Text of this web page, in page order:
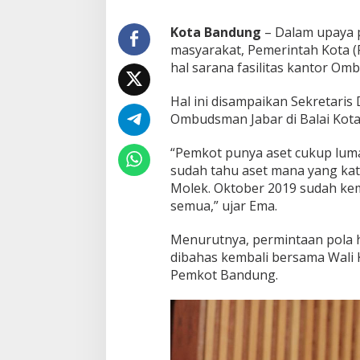
a
n
d
u
g
B
a
a
l
F
a
s
l
i
t
s
Kota Bandung – Dalam
masyarakat, Pemerintah Kota
hal sarana fasilitas kantor
Hal ini disampaikan Sekretaris
Ombudsman Jabar di Balai
“Pemkot punya aset cukup
sudah tahu aset mana yang
Molek. Oktober 2019 sudah
semua,” ujar Ema.
Menurutnya, permintaan pola
dibahas kembali bersama Wali
Pemkot Bandung.